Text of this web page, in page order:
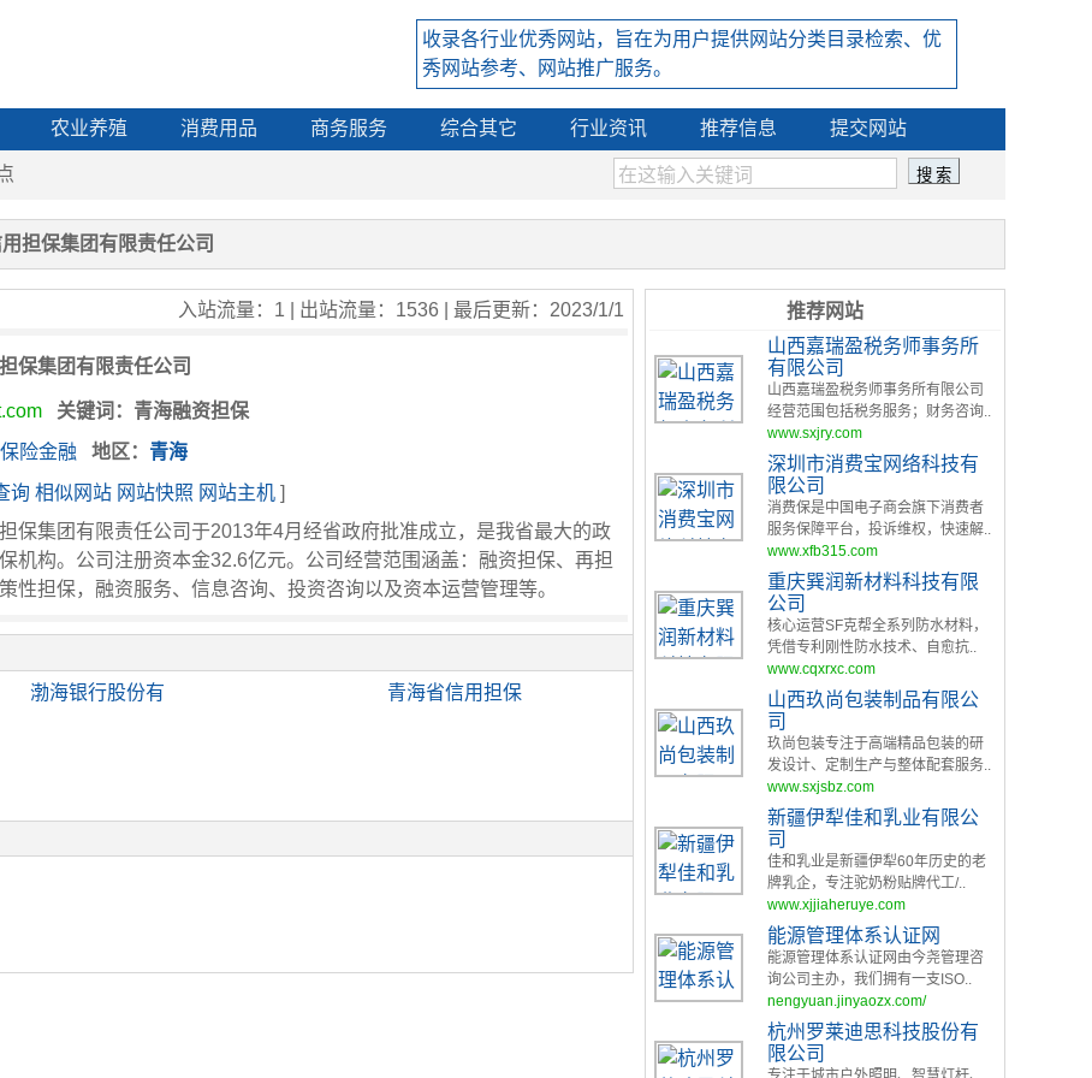
收录各行业优秀网站，旨在为用户提供网站分类目录检索、优
秀网站参考、网站推广服务。
农业养殖 消费用品 商务服务 综合其它 行业资讯 推荐信息 提交网站
担保集团有限责任公司
入站流量：1 | 出站流量：1536 | 最后更新：2023/1/1
保集团有限责任公司
关键词 ：青海融资担保
保险金融 地区 ： 青海
询 相似网站 网站快照 网站主机]
保集团有限责任公司于2013年4月经省政府批准成立，是我省最大的政
机构。公司注册资本金32.6亿元。公司经营范围涵盖：融资担保、再担
性担保，融资服务、信息咨询、投资咨询以及资本运营管理等。
渤海银行股份有 青海省信用担保
推荐网站
山西嘉瑞盈税务师事务所
有限公司
山西嘉瑞盈税务师事务所有限公司
经营范围包括税务服务；财务咨询..
www.sxjry.com
深圳市消费宝网络科技有
限公司
消费保是中国电子商会旗下消费者
服务保障平台，投诉维权，快速解..
www.xfb315.com
重庆巽润新材料科技有限
公司
核心运营SF克帮全系列防水材料，
凭借专利刚性防水技术、自愈抗..
www.cqxrxc.com
山西玖尚包装制品有限公
司
玖尚包装专注于高端精品包装的研
发设计、定制生产与整体配套服务..
www.sxjsbz.com
新疆伊犁佳和乳业有限公
司
佳和乳业是新疆伊犁60年历史的老
牌乳企，专注驼奶粉贴牌代工/..
www.xjjiaheruye.com
能源管理体系认证网
能源管理体系认证网由今尧管理咨
询公司主办，我们拥有一支ISO..
nengyuan.jinyaozx.com/
杭州罗莱迪思科技股份有
限公司